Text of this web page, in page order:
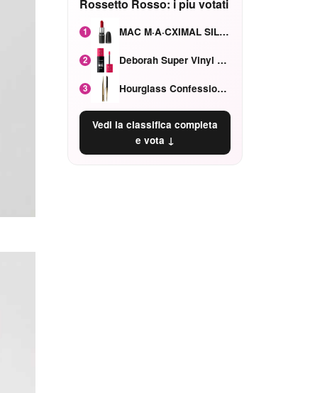
Rossetto Rosso: i piu votati
1 MAC M·A·CXIMAL SILKY MATTE Red Rock mat
2 Deborah Super Vinyl Shake Rosa Ciliegia
3 Hourglass Confession Ricaricabile Ultra Preciso Ad Alta Intensità Secretly Classic Red
Vedi la classifica completa
e vota ↓